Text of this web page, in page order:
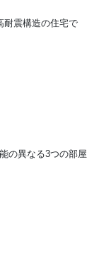
耐震構造の住宅で
の異なる3つの部屋